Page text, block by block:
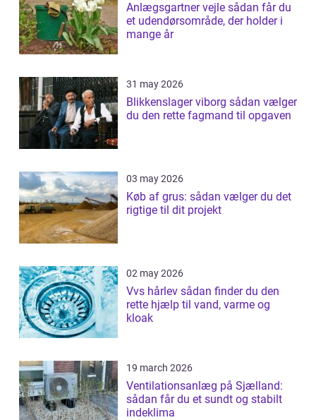
Anlægsgartner vejle sådan får du
et udendørsområde, der holder i
mange år
31 may 2026
Blikkenslager viborg sådan vælger
du den rette fagmand til opgaven
03 may 2026
Køb af grus: sådan vælger du det
rigtige til dit projekt
02 may 2026
Vvs hårlev sådan finder du den
rette hjælp til vand, varme og
kloak
19 march 2026
Ventilationsanlæg på Sjælland:
sådan får du et sundt og stabilt
indeklima